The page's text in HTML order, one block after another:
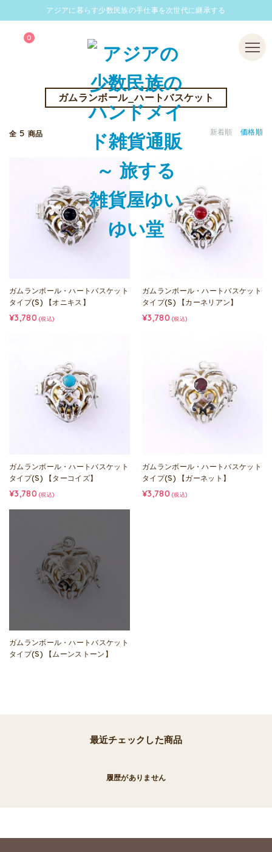
アジアに暮らす少数民族の手仕事を次世代に継承する
0 Menu
ガムランボール_ハートバスケット
全 5 商品 新着順 価格順
ガムランボール・ハートバスケット
タイプ(S) 【オニキス】
¥3,780 (税込)
ガムランボール・ハートバスケット
タイプ(S) 【カーネリアン】
¥3,780 (税込)
ガムランボール・ハートバスケット
タイプ(S) 【ターコイズ】
¥3,780 (税込)
ガムランボール・ハートバスケット
タイプ(S) 【ガーネット】
¥3,780 (税込)
ガムランボール・ハートバスケット
タイプ(S) 【ムーンストーン】
最近チェックした商品
履歴がありません